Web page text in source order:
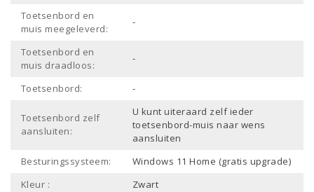
Toetsenbord en
muis meegeleverd:
-
Toetsenbord en
muis draadloos:
-
Toetsenbord: -
Toetsenbord zelf
aansluiten:
U kunt uiteraard zelf ieder
toetsenbord-muis naar wens
aansluiten
Besturingssysteem:
Windows 11 Home (gratis upgrade)
Kleur :
Zwart